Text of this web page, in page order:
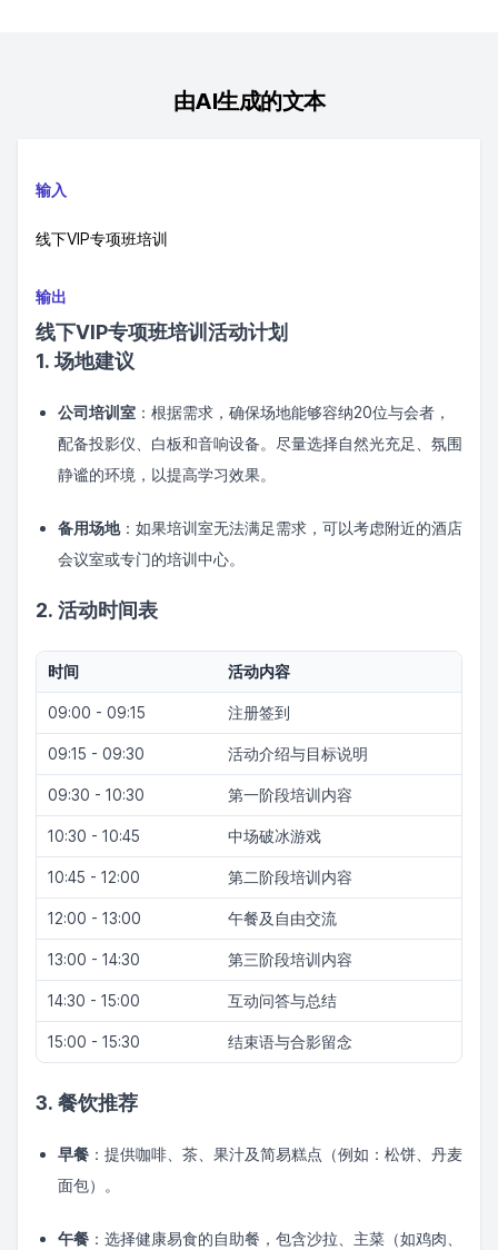
由AI生成的文本
输入
线下VIP专项班培训
输出
线下VIP专项班培训活动计划
1. 场地建议
公司培训室 ：根据需求，确保场地能够容纳20位与会者，
配备投影仪、白板和音响设备。尽量选择自然光充足、氛围
静谧的环境，以提高学习效果。
备用场地：如果培训室无法满足需求，可以考虑附近的酒店
会议室或专门的培训中心。
2. 活动时间表
时间 活动内容
09:00 - 09:15 注册签到
09:15 - 09:30 活动介绍与目标说明
09:30 - 10:30 第一阶段培训内容
10:30 - 10:45 中场破冰游戏
10:45 - 12:00 第二阶段培训内容
12:00 - 13:00 午餐及自由交流
13:00 - 14:30 第三阶段培训内容
14:30 - 15:00 互动问答与总结
15:00 - 15:30 结束语与合影留念
3. 餐饮推荐
早餐 ：提供咖啡、茶、果汁及简易糕点（例如：松饼、丹麦
面包）。
午餐 ：选择健康易食的自助餐，包含沙拉、主菜（如鸡肉、